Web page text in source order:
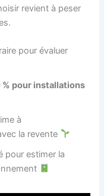
revient à peser
pour évaluer
% pour installations
à
la revente
pour estimer la